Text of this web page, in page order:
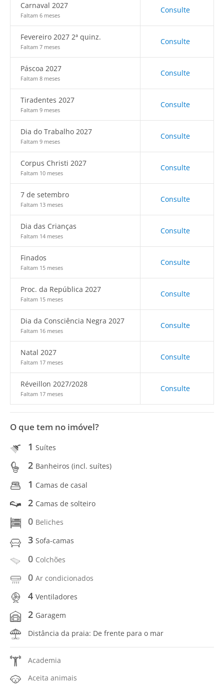
Carnaval 2027
Faltam 6 meses
Consulte
Fevereiro 2027 2ª quinz.
Faltam 7 meses
Consulte
Páscoa 2027
Faltam 8 meses
Consulte
Tiradentes 2027
Faltam 9 meses
Consulte
Dia do Trabalho 2027
Faltam 9 meses
Consulte
Corpus Christi 2027
Faltam 10 meses
Consulte
7 de setembro
Faltam 13 meses
Consulte
Dia das Crianças
Faltam 14 meses
Consulte
Finados
Faltam 15 meses
Consulte
Proc. da República 2027
Faltam 15 meses
Consulte
Dia da Consciência Negra 2027
Faltam 16 meses
Consulte
Natal 2027
Faltam 17 meses
Consulte
Réveillon 2027/2028
Faltam 17 meses
Consulte
O que tem no imóvel?
1 Suítes
2 Banheiros (incl. suítes)
1 Camas de casal
2 Camas de solteiro
0 Beliches
3 Sofa-camas
0 Colchões
0 Ar condicionados
4 Ventiladores
2 Garagem
Distância da praia: De frente para o mar
Academia
Aceita animais